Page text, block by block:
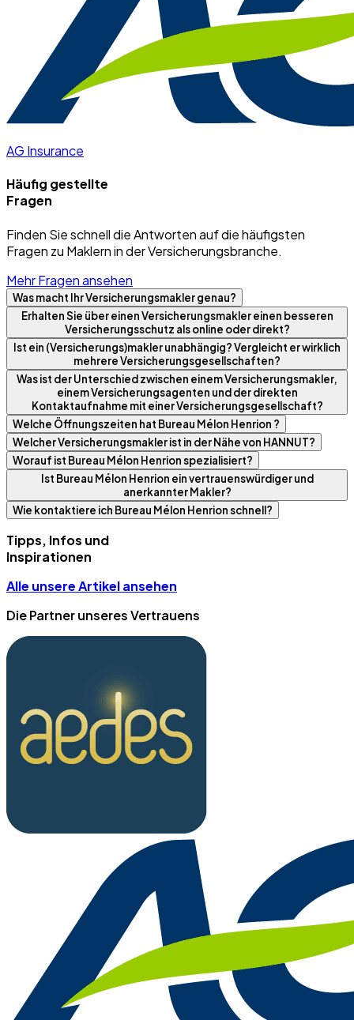
AG Insurance
Häufig gestellte
Fragen
Finden Sie schnell die Antworten auf die häufigsten
Fragen zu Maklern in der Versicherungsbranche.
Mehr Fragen ansehen
Was macht Ihr Versicherungsmakler genau?
Erhalten Sie über einen Versicherungsmakler einen besseren
Versicherungsschutz als online oder direkt?
Ist ein (Versicherungs)makler unabhängig? Vergleicht er wirklich
mehrere Versicherungsgesellschaften?
Was ist der Unterschied zwischen einem Versicherungsmakler,
einem Versicherungsagenten und der direkten
Kontaktaufnahme mit einer Versicherungsgesellschaft?
Welche Öffnungszeiten hat Bureau Mélon Henrion ?
Welcher Versicherungsmakler ist in der Nähe von HANNUT?
Worauf ist Bureau Mélon Henrion spezialisiert?
Ist Bureau Mélon Henrion ein vertrauenswürdiger und
anerkannter Makler?
Wie kontaktiere ich Bureau Mélon Henrion schnell?
Tipps, Infos und
Inspirationen
Alle unsere Artikel ansehen
Die Partner unseres Vertrauens